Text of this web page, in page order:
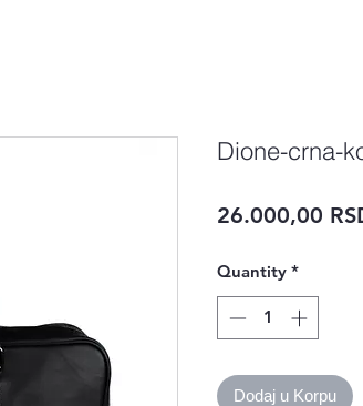
Dione-crna-
26.000,00
Quantity *
Dodaj u Korpu